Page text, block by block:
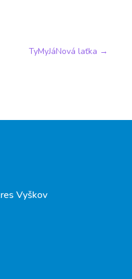
TyMyJáNová laťka →
Vyškov